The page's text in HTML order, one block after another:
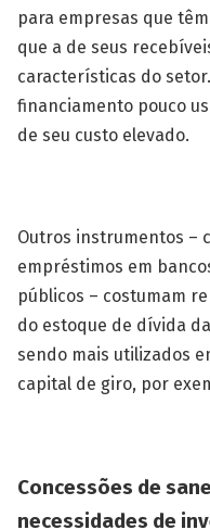
para empresas que
que a de seus
características do
financiamento pouco
de seu custo elevado.
Outros instrumentos –
empréstimos em
públicos – costumam
do estoque de dívida
sendo mais utilizados
capital de giro, por
Concessões de
necessidades de